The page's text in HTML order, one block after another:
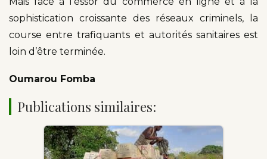
sophistication croissante des réseaux criminels, la
course entre trafiquants et autorités sanitaires est
loin d’être terminée.
Oumarou Fomba
Publications similaires: